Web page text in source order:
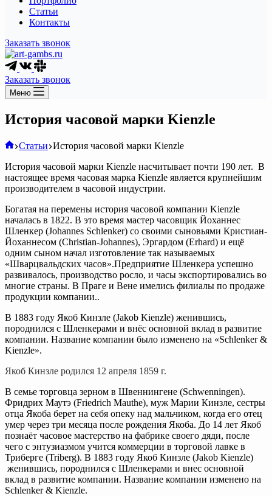
Статьи
Контакты
Заказать звонок
Заказать звонок
Меню
История часовой марки Kienzle
Главная
Статьи История часовой марки Kienzle
История часовой марки Kienzle насчитывает почти 190 лет. В
настоящее время часовая марка Kienzle является крупнейшим
производителем в часовой индустрии.
Богатая на перемены история часовой компании Kienzle
началась в 1822. В это время мастер часовщик Йоханнес
Шленкер (Johannes Schlenker) со своими сыновьями Кристиан-
Йоханнесом (Christian-Johannes), Эргардом (Erhard) и ещё
одним сыном начал изготовление так называемых
«Шварцвальдских часов».Предприятие Шленкера успешно
развивалось, производство росло, и часы экспортировались во
многие страны. В Праге и Вене имелись филиалы по продаже
продукции компании..
В 1883 году Якоб Кинзле (Jakob Kienzle) женившись,
породнился с Шленкерами и внёс основной вклад в развитие
компании. Название компании было изменено на «Schlenker &
Kienzle».
Якоб Кинзле родился 12 апреля 1859 г.
В семье торговца зерном в Швеннингене (Schwenningen).
Фридрих Маутэ (Friedrich Mauthe), муж Марии Кинзле, сестры
отца Якоба берет на себя опеку над мальчиком, когда его отец
умер через три месяца после рождения Якоба. До 14 лет Якоб
познаёт часовое мастерство на фабрике своего дяди, после
чего с энтузиазмом учится коммерции в торговой лавке в
Триберге (Triberg). В 1883 году Якоб Кинзле (Jakob Kienzle)
женившись, породнился с Шленкерами и внес основной
вклад в развитие компании. Название компании изменено на
Schlenker & Kienzle.